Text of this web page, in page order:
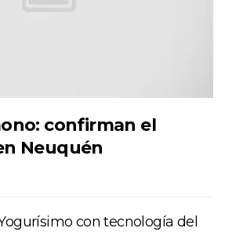
confirman el
Neuquén
con tecnología del